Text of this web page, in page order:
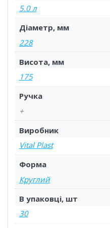
5.0 л
Діаметр, мм
228
Висота, мм
175
Ручка
+
Виробник
Vital Plast
Форма
Круглий
В упаковці, шт
30